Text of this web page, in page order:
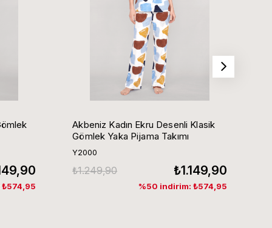
Akbeniz Kadın Ekru Desenli Klasik
Gömlek Yaka Pijama Takımı
Y2000
₺1.149,90
₺1.249,90
%50 indirim: ₺574,95